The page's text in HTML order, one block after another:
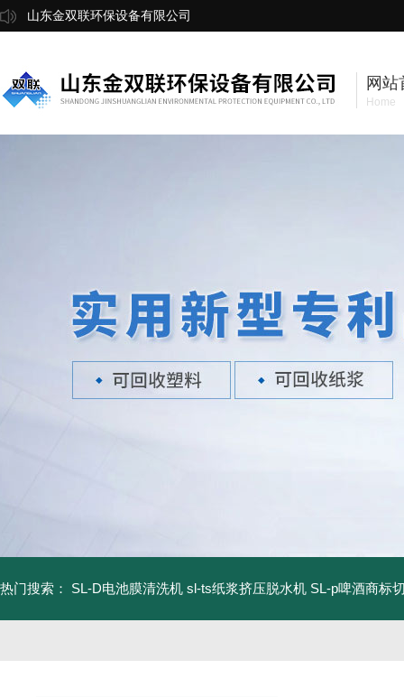
山东金双联环保设备有限公司
网站
Home
热门搜索： SL-D电池膜清洗机 sl-ts纸浆挤压脱水机 SL-p啤酒商标